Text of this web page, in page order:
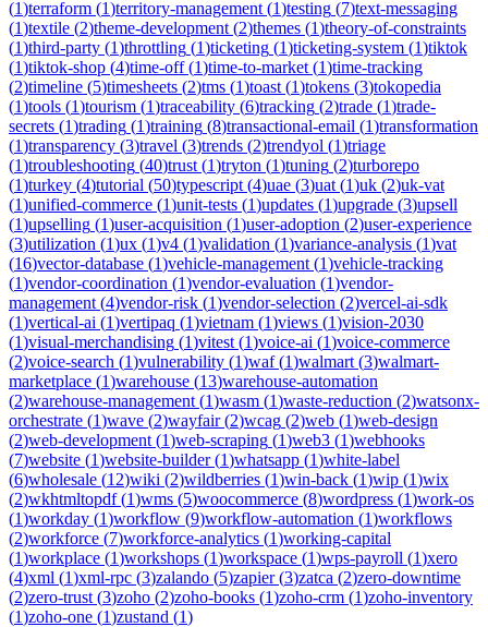
(1)terraform (1)territory-management (1)testing (7)text-messaging
(1)textile (2)theme-development (2)themes (1)theory-of-constraints
(1)third-party (1)throttling (1)ticketing (1)ticketing-system (1)tiktok
(1)tiktok-shop (4)time-off(1)time-to-market (1)time-tracking
(2)timeline (5)timesheets (2)tms (1)toast (1)tokens (3)tokopedia
(1)tools (1)tourism (1)traceability (6)tracking (2)trade (1)trade-
secrets (1)trading (1)training (8)transactional-email (1)transformation
(1)transparency (3)travel (3)trends (2)trendyol (1)triage
(1)troubleshooting (40)trust (1)tryton (1)tuning (2)turborepo
(1)turkey (4)tutorial (50)typescript (4)uae (3)uat (1)uk (2)uk-vat
(1)unified-commerce (1)unit-tests (1)updates (1)upgrade (3)upsell
(1)upselling (1)user-acquisition (1)user-adoption (2)user-experience
(3)utilization (1)ux (1)v4 (1)validation (1)variance-analysis (1)vat
(16)vector-database (1)vehicle-management (1)vehicle-tracking
(1)vendor-coordination (1)vendor-evaluation (1)vendor-
management (4)vendor-risk (1)vendor-selection (2)vercel-ai-sdk
(1)vertical-ai (1)vertipaq (1)vietnam (1)views (1)vision-2030
(1)visual-merchandising (1)vitest (1)voice-ai (1)voice-commerce
(2)voice-search (1)vulnerability (1)waf(1)walmart (3)walmart-
marketplace (1)warehouse (13)warehouse-automation
(2)warehouse-management (1)wasm (1)waste-reduction (2)watsonx-
orchestrate (1)wave (2)wayfair(2)wcag (2)web (1)web-design
(2)web-development (1)web-scraping (1)web3 (1)webhooks
(7)website (1)website-builder(1)whatsapp (1)white-label
(6)wholesale (12)wiki (2)wildberries (1)win-back (1)wip (1)wix
(2)wkhtmltopdf(1)wms (5)woocommerce (8)wordpress (1)work-os
(1)workday (1)workflow (9)workflow-automation (1)workflows
(2)workforce (7)workforce-analytics (1)working-capital
(1)workplace (1)workshops (1)workspace (1)wps-payroll (1)xero
(4)xml (1)xml-rpc (3)zalando (5)zapier(3)zatca (2)zero-downtime
(2)zero-trust (3)zoho (2)zoho-books (1)zoho-crm (1)zoho-inventory
(1)zoho-one (1)zustand (1)